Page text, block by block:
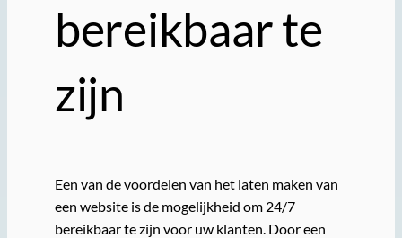
bereikbaar te
zijn
Een van de voordelen van het laten maken van
een website is de mogelijkheid om 24/7
bereikbaar te zijn voor uw klanten. Door een